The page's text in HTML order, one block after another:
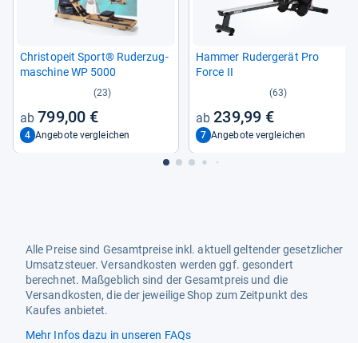
Christ­o­peit Sport® Ruder­zug­
ma­schine WP 5000
(23)
799,00 €
4 Angebote vergleichen
Ham­mer Ruder­ge­rät Pro
Force II
(63)
239,99 €
7 Angebote vergleichen
Alle Preise sind Gesamtpreise inkl. aktuell geltender gesetzlicher
Umsatzsteuer. Versandkosten werden ggf. gesondert
berechnet. Maßgeblich sind der Gesamtpreis und die
Versandkosten, die der jeweilige Shop zum Zeitpunkt des
Kaufes anbietet.
Mehr Infos dazu in unseren FAQs